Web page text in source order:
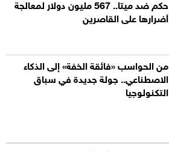
حكم ضد ميتا.. 567 مليون دولار لمعالجة
أضرارها على القاصرين
من الحواسب «فائقة الخفة» إلى الذكاء
الاصطناعي.. جولة جديدة في سباق
التكنولوجيا